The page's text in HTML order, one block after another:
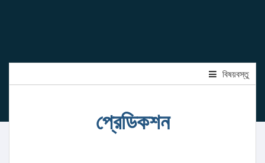
বিষয়বস্তু
প্রেডিকশন